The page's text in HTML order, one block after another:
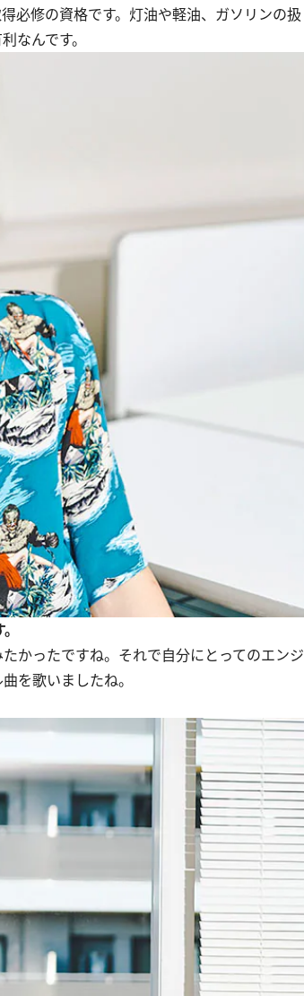
必修の資格です。灯油や軽油、ガソリンの扱
なんです。
かったですね。それで自分にとってのエンジ
を歌いましたね。